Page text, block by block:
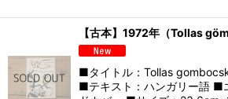
【古本】1972年（Tollas
■タイトル：Tollas
■テキスト：ハンガリー語 ■